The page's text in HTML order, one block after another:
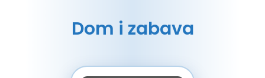
Dom i zabava